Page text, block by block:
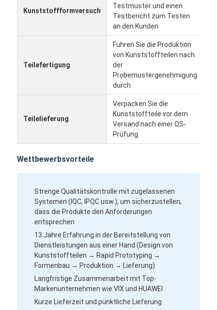
Kunststoffformversuch
Testmuster und einen
Testbericht zum Testen
an den Kunden
Teilefertigung
Führen Sie die Produktion
von Kunststoffteilen nach
der
Probemustergenehmigung
durch
Teilelieferung
Verpacken Sie die
Kunststoffteile vor dem
Versand nach einer QS-
Prüfung
Wettbewerbsvorteile
Strenge Qualitätskontrolle mit zugelassenen
Systemen (IQC, IPQC usw.), um sicherzustellen,
dass die Produkte den Anforderungen
entsprechen
13 Jahre Erfahrung in der Bereitstellung von
Dienstleistungen aus einer Hand (Design von
Kunststoffteilen → Rapid Prototyping →
Formenbau → Produktion → Lieferung)
Langfristige Zusammenarbeit mit Top-
Markenunternehmen wie VIX und HUAWEI
Kurze Lieferzeit und pünktliche Lieferung